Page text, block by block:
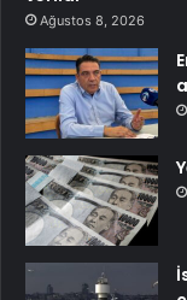
Ağustos 8, 2026